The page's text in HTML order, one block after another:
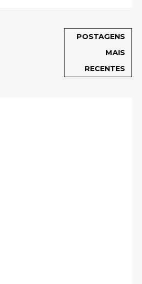
POSTAGENS
MAIS
RECENTES